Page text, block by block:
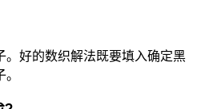
。好的数织解法既要填入确定黑